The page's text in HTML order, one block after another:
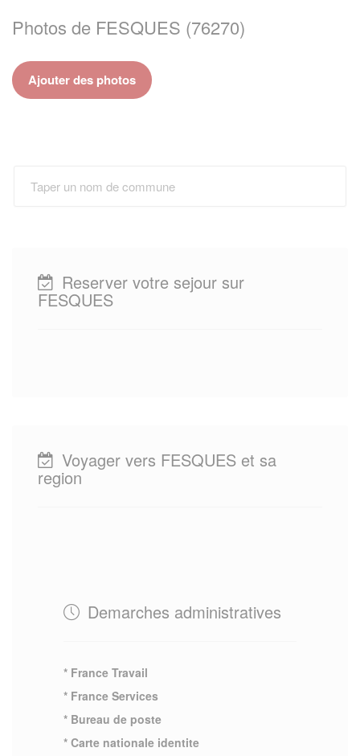
Photos de FESQUES (76270)
Ajouter des photos
Reserver votre sejour sur
FESQUES
Voyager vers FESQUES et sa
region
Demarches administratives
* France Travail
* France Services
* Bureau de poste
* Carte nationale identite